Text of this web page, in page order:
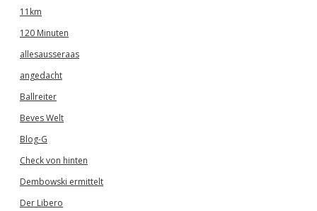
11km
120 Minuten
allesausseraas
angedacht
Ballreiter
Beves Welt
Blog-G
Check von hinten
Dembowski ermittelt
Der Libero